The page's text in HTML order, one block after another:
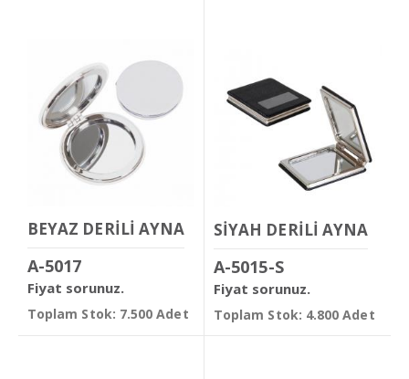
BEYAZ DERİLİ AYNA
A-5017
Fiyat sorunuz.
Toplam Stok: 7.500 Adet
SİYAH DERİLİ AYNA
A-5015-S
Fiyat sorunuz.
Toplam Stok: 4.800 Adet